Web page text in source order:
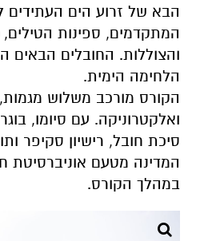
הבא של זרוע הים העתידים
המתקדמים, ספינות הטילים,
והצוללות. החובלים הבאים
הלחימה הימית.
הקורס מורכב משלוש
ואלקטרוניקה. עם סיומו,
סיכת חובל, רישיון סקיפר
המדינה מטעם אוניברסיטת
במהלך הקורס.